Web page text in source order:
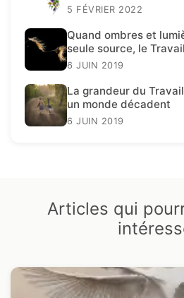
5 FÉVRIER 2022
Quand ombres et
seule source, le
présent.
6 JUIN 2019
La grandeur du
un monde décadent
6 JUIN 2019
Articles qui